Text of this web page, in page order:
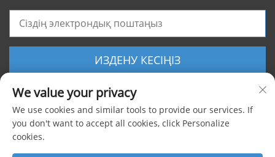
ИЗДЕНУ КЕСІҢІЗ
Барлық құқықтар сақталған © 2025 Shanghai Foxygen Industrial Co., Ltd.
We value your privacy
We use cookies and similar tools to provide our services. If
you don't want to accept all cookies, click Personalize
cookies.